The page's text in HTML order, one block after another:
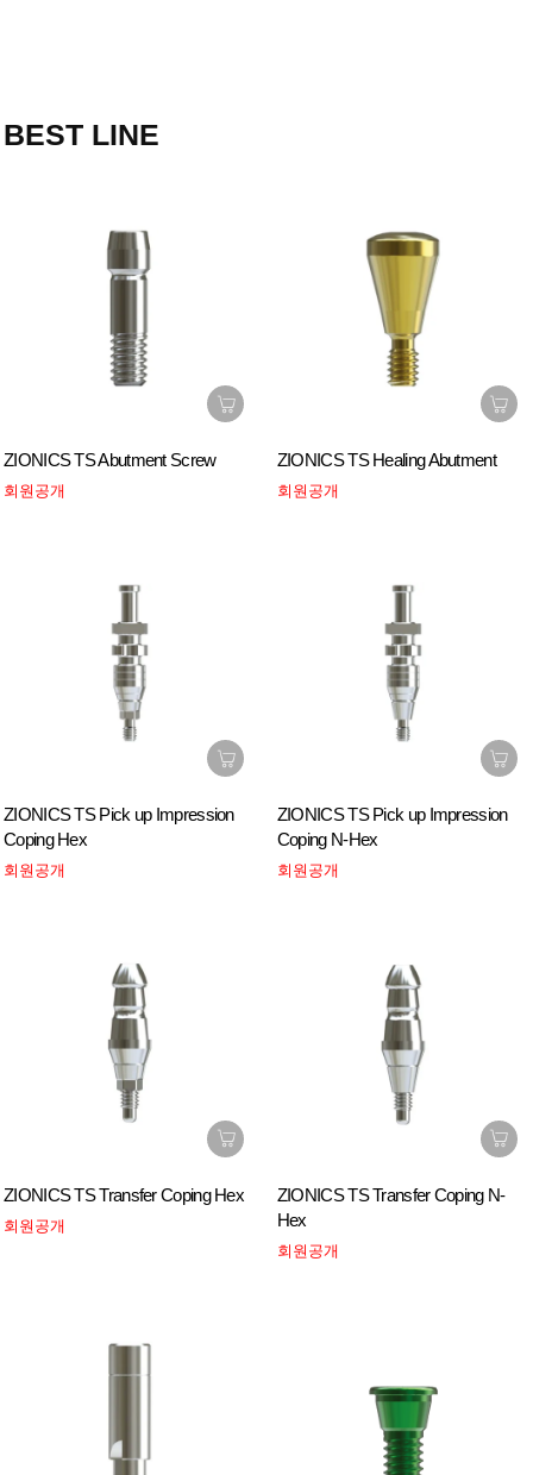
BEST LINE
ZIONICS TS Abutment Screw
회원공개
ZIONICS TS Healing Abutment
회원공개
ZIONICS TS Pick up Impression
Coping Hex
회원공개
ZIONICS TS Pick up Impression
Coping N-Hex
회원공개
ZIONICS TS Transfer Coping Hex
회원공개
ZIONICS TS Transfer Coping N-
Hex
회원공개